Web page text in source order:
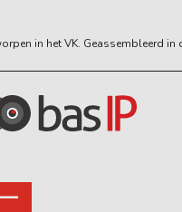
in het VK. Geassembleerd in